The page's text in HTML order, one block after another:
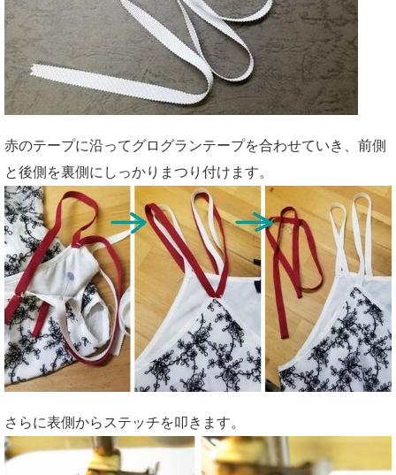
赤のテープに沿ってグログランテープを合わせていき、前側
と後側を裏側にしっかりまつり付けます。
さらに表側からステッチを叩きます。